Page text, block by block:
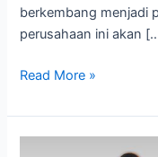
berkembang menjadi
perusahaan ini akan
Read More »